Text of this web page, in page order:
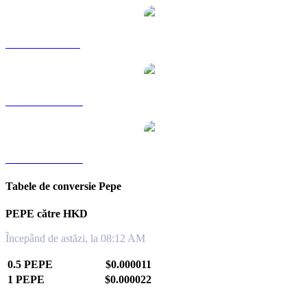
Tabele de conversie Pepe
PEPE către HKD
Începând de astăzi, la 08:12 AM
0.5 PEPE
$0.000011
1 PEPE
$0.000022